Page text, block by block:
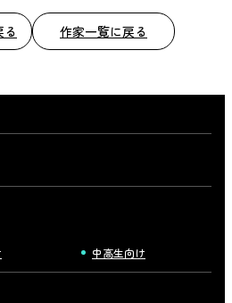
る 作家一覧に戻る
中高生向け